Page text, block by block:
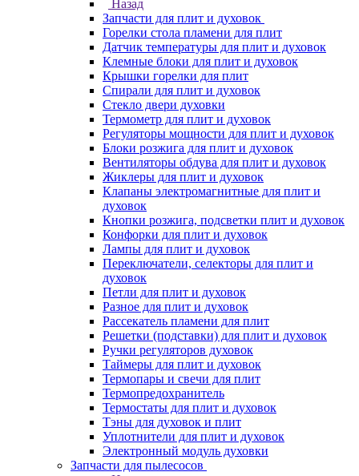
Назад
Запчасти для плит и духовок
Горелки стола пламени для плит
Датчик температуры для плит и духовок
Клемные блоки для плит и духовок
Крышки горелки для плит
Спирали для плит и духовок
Стекло двери духовки
Термометр для плит и духовок
Регуляторы мощности для плит и духовок
Блоки розжига для плит и духовок
Вентиляторы обдува для плит и духовок
Жиклеры для плит и духовок
Клапаны электромагнитные для плит и
духовок
Кнопки розжига, подсветки плит и духовок
Конфорки для плит и духовок
Лампы для плит и духовок
Переключатели, селекторы для плит и
духовок
Петли для плит и духовок
Разное для плит и духовок
Рассекатель пламени для плит
Решетки (подставки) для плит и духовок
Ручки регуляторов духовок
Таймеры для плит и духовок
Термопары и свечи для плит
Термопредохранитель
Термостаты для плит и духовок
Тэны для духовок и плит
Уплотнители для плит и духовок
Электронный модуль духовки
Запчасти для пылесосов